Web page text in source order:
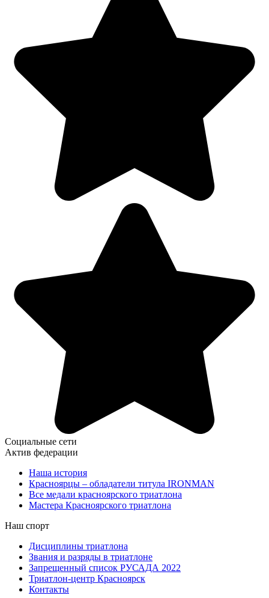
Социальные сети
Актив федерации
Наша история
Красноярцы – обладатели титула IRONMAN
Все медали красноярского триатлона
Мастера Красноярского триатлона
Наш спорт
Дисциплины триатлона
Звания и разряды в триатлоне
Запрещенный список РУСАДА 2022
Триатлон-центр Красноярск
Контакты